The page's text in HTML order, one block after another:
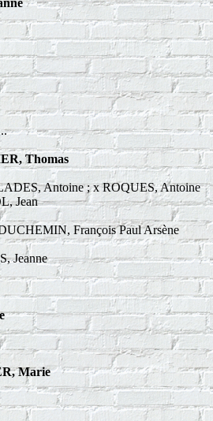
Thomas
Antoine ; x ROQUES, Antoine
Jean
François Paul Arsène
Jeanne
Marie